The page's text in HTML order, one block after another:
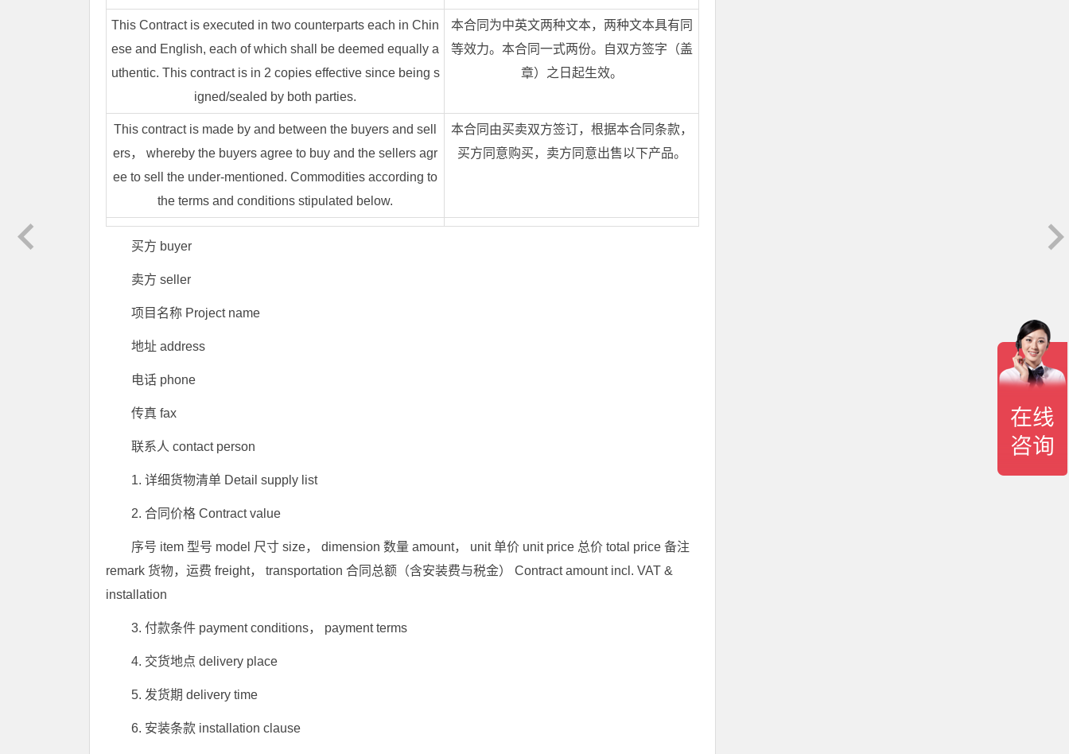
This Contract is executed in two counterparts each in Chin
ese and English, each of which shall be deemed equally a
uthentic. This contract is in 2 copies effective since being s
igned/sealed by both parties.
本合同为中英文两种文本，两种文本具有同
等效力。本合同一式两份。自双方签字（盖
章）之日起生效。
This contract is made by and between the buyers and sell
ers， whereby the buyers agree to buy and the sellers agr
ee to sell the under-mentioned. Commodities according to
the terms and conditions stipulated below.
本合同由买卖双方签订，根据本合同条款，
买方同意购买，卖方同意出售以下产品。
买方 buyer
卖方 seller
项目名称 Project name
地址 address
电话 phone
传真 fax
联系人 contact person
1. 详细货物清单 Detail supply list
2. 合同价格 Contract value
序号 item 型号 model 尺寸 size， dimension 数量 amount， unit 单价 unit price 总价 total price 备注
remark 货物，运费 freight， transportation 合同总额（含安装费与税金） Contract amount incl. VAT &
installation
3. 付款条件 payment conditions， payment terms
4. 交货地点 delivery place
5. 发货期 delivery time
6. 安装条款 installation clause